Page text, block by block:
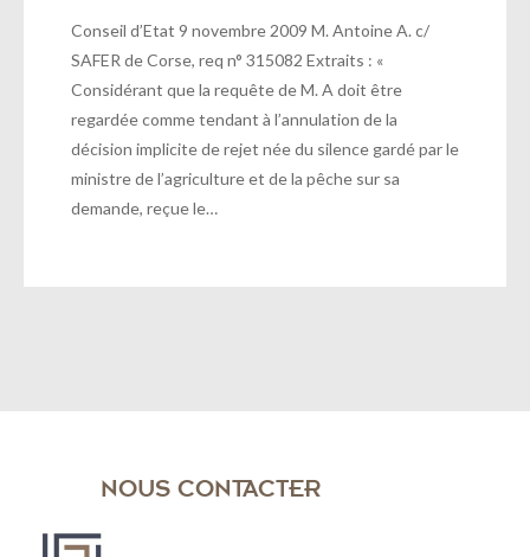
Conseil d’Etat 9 novembre 2009 M. Antoine A. c/
SAFER de Corse, req n° 315082 Extraits : «
Considérant que la requête de M. A doit être
regardée comme tendant à l’annulation de la
décision implicite de rejet née du silence gardé par le
ministre de l’agriculture et de la pêche sur sa
demande, reçue le…
NOUS CONTACTER